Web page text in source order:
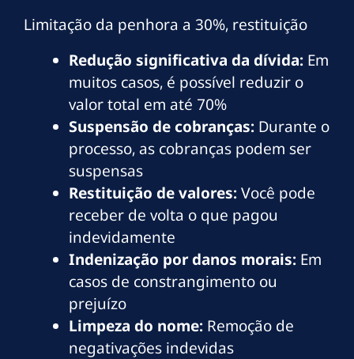
Limitação da penhora a 30%, restituição
Redução significativa da dívida: Em
muitos casos, é possível reduzir o
valor total em até 70%
Suspensão de cobranças: Durante o
processo, as cobranças podem ser
suspensas
Restituição de valores:Você pode
receber de volta o que pagou
indevidamente
Indenização por danos morais: Em
casos de constrangimento ou
prejuízo
Limpeza do nome: Remoção de
negativações indevidas